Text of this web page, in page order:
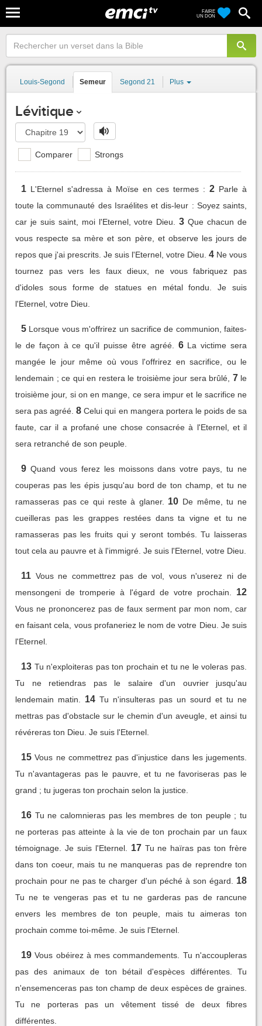
FAIRE
UN DON
Louis-Segond Semeur Segond 21 Plus
Lévitique
Comparer Strongs
1 L'Eternel s'adressa à Moïse en ces termes : 2 Parle à
toute la communauté des Israélites et dis-leur : Soyez saints,
car je suis saint, moi l'Eternel, votre Dieu.
3 Que chacun de
vous respecte sa mère et son père, et observe les jours de
repos que j'ai prescrits. Je suis l'Eternel, votre Dieu. 4 Ne vous
tournez pas vers les faux dieux, ne vous fabriquez pas
d'idoles sous forme de statues en métal fondu. Je suis
l'Eternel, votre Dieu.
5 Lorsque vous m'offrirez un sacrifice de communion, faites-
le de façon à ce qu'il puisse être agréé.
6 La victime sera
mangée le jour même où vous l'offrirez en sacrifice, ou le
lendemain ; ce qui en restera le troisième jour sera brûlé, 7 le
troisième jour, si on en mange, ce sera impur et le sacrifice ne
sera pas agréé. 8 Celui qui en mangera portera le poids de sa
faute, car il a profané une chose consacrée à l'Eternel, et il
sera retranché de son peuple.
9 Quand vous ferez les moissons dans votre pays, tu ne
couperas pas les épis jusqu'au bord de ton champ, et tu ne
ramasseras pas ce qui reste à glaner.
10 De même, tu ne
cueilleras pas les grappes restées dans ta vigne et tu ne
ramasseras pas les fruits qui y seront tombés. Tu laisseras
tout cela au pauvre et à l'immigré. Je suis l'Eternel, votre Dieu.
11 Vous ne commettrez pas de vol, vous n'userez ni de
mensongeni de tromperie à l'égard de votre prochain.
12
Vous ne prononcerez pas de faux serment par mon nom, car
en faisant cela, vous profaneriez le nom de votre Dieu. Je suis
l'Eternel.
13 Tu n'exploiteras pas ton prochain et tu ne le voleras pas.
Tu ne retiendras pas le salaire d'un ouvrier jusqu'au
lendemain matin.
14 Tu n'insulteras pas un sourd et tu ne
mettras pas d'obstacle sur le chemin d'un aveugle, et ainsi tu
révéreras ton Dieu. Je suis l'Eternel.
15 Vous ne commettrez pas d'injustice dans les jugements.
Tu n'avantageras pas le pauvre, et tu ne favoriseras pas le
grand ; tu jugeras ton prochain selon la justice.
16 Tu ne calomnieras pas les membres de ton peuple ; tu
ne porteras pas atteinte à la vie de ton prochain par un faux
témoignage. Je suis l'Eternel.
17 Tu ne haïras pas ton frère
dans ton coeur, mais tu ne manqueras pas de reprendre ton
prochain pour ne pas te charger d'un péché à son égard.
18
Tu ne te vengeras pas et tu ne garderas pas de rancune
envers les membres de ton peuple, mais tu aimeras ton
prochain comme toi-même. Je suis l'Eternel.
19 Vous obéirez à mes commandements. Tu n'accoupleras
pas des animaux de ton bétail d'espèces différentes. Tu
n'ensemenceras pas ton champ de deux espèces de graines.
Tu ne porteras pas un vêtement tissé de deux fibres
différentes.